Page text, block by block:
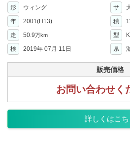
形 ウィング サ
年
2001(H13) 積
走 50.9万km 型
検
2019年 07月 11日 県
販売価格
お問い合わせく
詳しくはこち